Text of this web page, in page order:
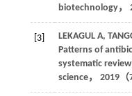
biotechnology，
[3] LEKAGUL A,
Patterns of
systematic
science， 2019（